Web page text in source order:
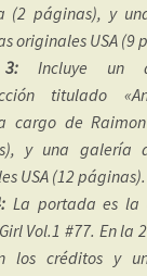
(2 páginas), y
originales USA (9
Incluye un
titulado
cargo de
y una galería
USA (12 páginas).
La portada es la
Vol.1 #77. En la
los créditos y